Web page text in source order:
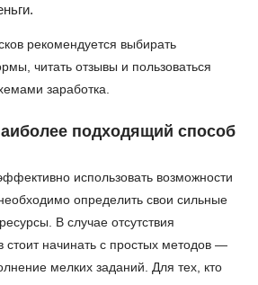
рекомендуется выбирать
читать отзывы и пользоваться
заработка.
подходящий способ
использовать возможности
определить свои сильные
В случае отсутствия
стоит начинать с простых методов —
мелких заданий. Для тех, кто